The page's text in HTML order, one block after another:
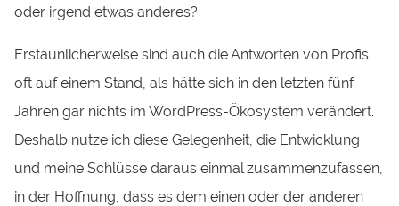
oder irgend etwas anderes?
Erstaunlicherweise sind auch die Antworten von Profis
oft auf einem Stand, als hätte sich in den letzten fünf
Jahren gar nichts im WordPress-Ökosystem verändert.
Deshalb nutze ich diese Gelegenheit, die Entwicklung
und meine Schlüsse daraus einmal zusammenzufassen,
in der Hoffnung, dass es dem einen oder der anderen